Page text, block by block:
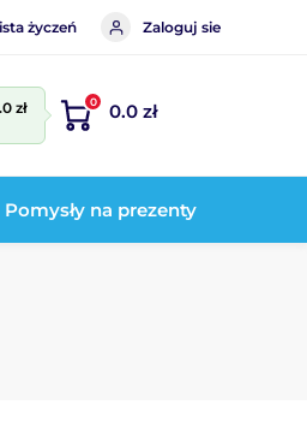
życzeń Zaloguj sie
zł
0 0.0 zł
Pomysły na prezenty